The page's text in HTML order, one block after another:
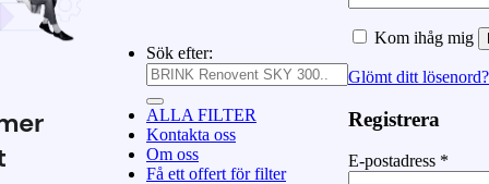
Sök efter:
ALLA FILTER
Kontakta oss
Om oss
Få ett offert för filter
Kom ihåg mig
Glömt ditt lösenord?
Registrera
E-postadress *